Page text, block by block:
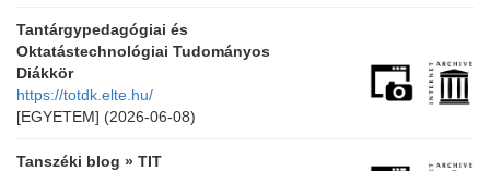
Tantárgypedagógiai és
Oktatástechnológiai Tudományos
Diákkör
https://totdk.elte.hu/
[EGYETEM] (2026-06-08)
Tanszéki blog » TIT